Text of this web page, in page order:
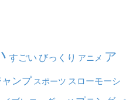
すごい びっくり アニメ ア
ャンプ スポーツ スローモーシ